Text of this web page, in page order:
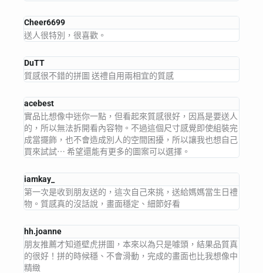
Cheer6699
送人很特別，很喜歡。
DuTT
質感很不錯的拼圖 送禮自用兩相宜的質感
acebest
實品比想像中迷你一點，但看起來質感很好，因爲是要送人
的，所以無法拆開看內容物。不過這個尺寸感覺即使組裝完
成當擺飾，也不會造成別人的空間困擾，所以讓我也想自己
買來試試⋯ 希望還能有更多的圖案可以選擇。
iamkay_
第一次是收到朋友送的，這次自己來挑，送給媽媽當生日禮
物。質感真的沒話說，畫面穩定、細節好看
hh.joanne
朋友推薦才知道壁虎拼圖，本來以為只是噱頭，結果品質真
的很好！拼的時候穩、不會滑動，完成的畫面也比我想像中
精緻